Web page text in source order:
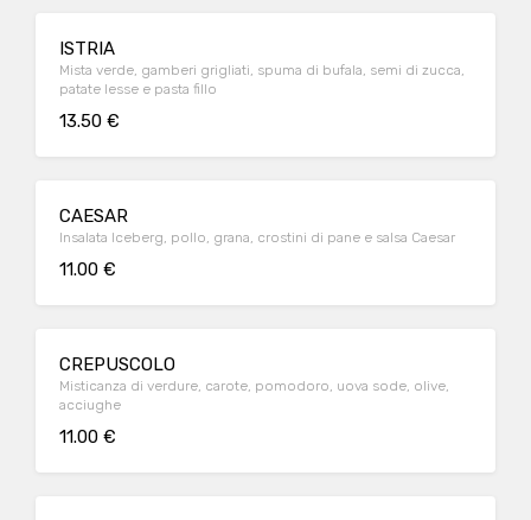
ISTRIA
Mista verde, gamberi grigliati, spuma di bufala, semi di zucca,
patate lesse e pasta fillo
13.50 €
CAESAR
Insalata Iceberg, pollo, grana, crostini di pane e salsa Caesar
11.00 €
CREPUSCOLO
Misticanza di verdure, carote, pomodoro, uova sode, olive,
acciughe
11.00 €